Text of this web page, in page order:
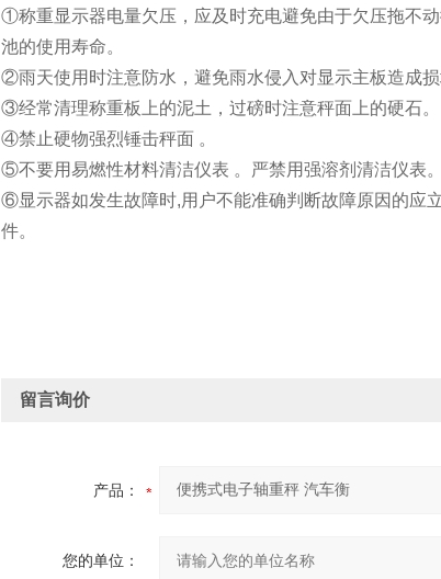
①称重显示器电量欠压，应及时充电避免由于欠压拖不
池的使用寿命。
②雨天使用时注意防水，避免雨水侵入对显示主板造成损
③经常清理称重板上的泥土，过磅时注意秤面上的硬石。
④禁止硬物强烈锤击秤面 。
⑤不要用易燃性材料清洁仪表 。严禁用强溶剂清洁仪表。
⑥显示器如发生故障时,用户不能准确判断故障原因的应
件。
留言询价
产品：
您的单位：